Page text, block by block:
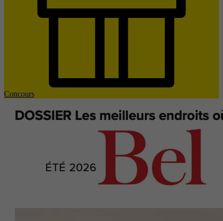
Concours